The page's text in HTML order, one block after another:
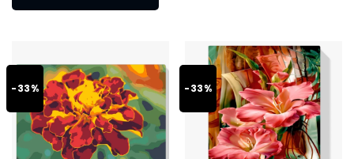
-33% -33%